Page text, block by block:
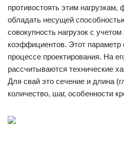
противостоять этим
обладать несущей
совокупность нагрузок с
коэффициентов. Этот
процессе проектирования. На
рассчитываются технические
Для свай это сечение и длина
количество, шаг, особенности